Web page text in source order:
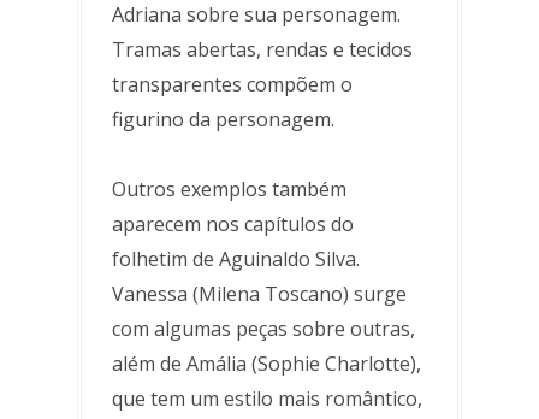
Adriana sobre sua personagem.
Tramas abertas, rendas e tecidos
transparentes compõem o
figurino da personagem.
Outros exemplos também
aparecem nos capítulos do
folhetim de Aguinaldo Silva.
Vanessa (Milena Toscano) surge
com algumas peças sobre outras,
além de Amália (Sophie Charlotte),
que tem um estilo mais romântico,